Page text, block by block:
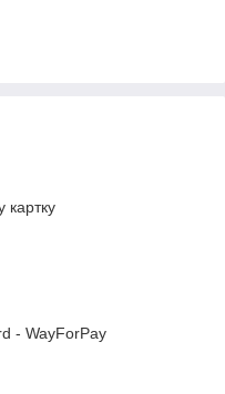
картку
- WayForPay